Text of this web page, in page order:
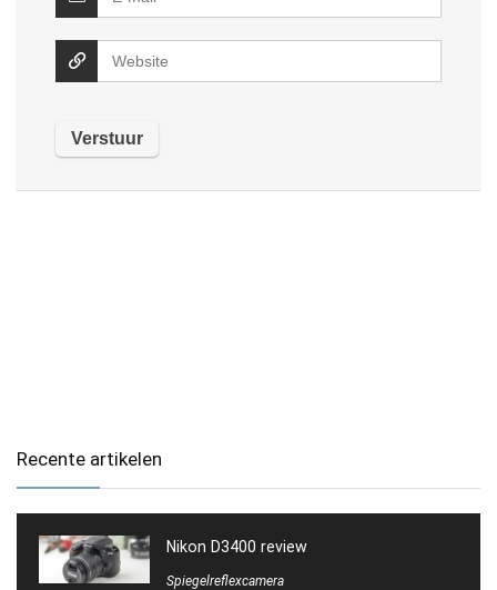
Recente artikelen
Nikon D3400 review
Spiegelreflexcamera